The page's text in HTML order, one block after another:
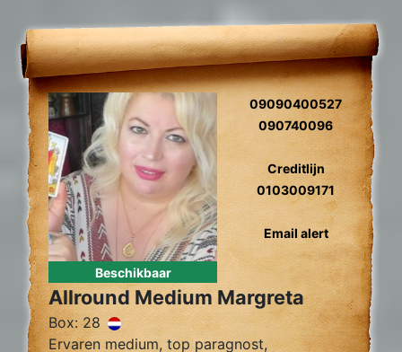
Beschikbaar
09090400527
090740096
Creditlijn
0103009171
Email alert
Allround Medium Margreta
Box: 28
Ervaren medium, top paragnost,